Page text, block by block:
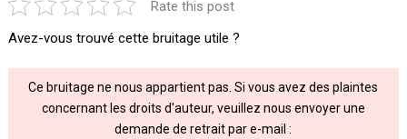
Rate this post
Avez-vous trouvé cette bruitage utile ?
Ce bruitage ne nous appartient pas. Si vous avez des plaintes
concernant les droits d'auteur, veuillez nous envoyer une
demande de retrait par e-mail :